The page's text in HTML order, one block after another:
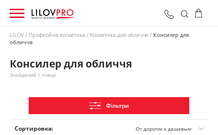
LILOV Професійна косметика Косметика для обличчя
Консилер для
обличчя
Консилер для обличчя
Знайдений 1 товар
Фільтри
Сортировка: От дорогих к дешевым